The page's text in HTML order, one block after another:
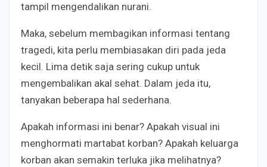
tampil mengendalikan nurani.
Maka, sebelum membagikan informasi tentang
tragedi, kita perlu membiasakan diri pada jeda
kecil. Lima detik saja sering cukup untuk
mengembalikan akal sehat. Dalam jeda itu,
tanyakan beberapa hal sederhana.
Apakah informasi ini benar? Apakah visual ini
menghormati martabat korban? Apakah keluarga
korban akan semakin terluka jika melihatnya?